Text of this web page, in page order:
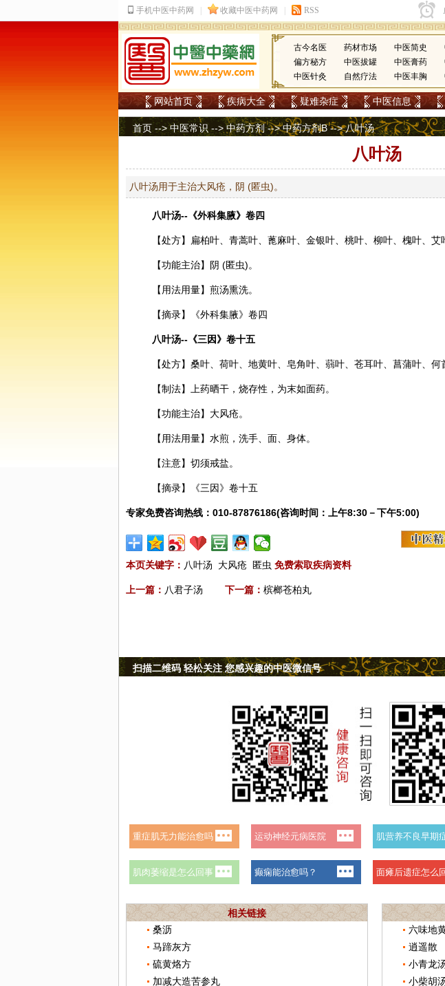
古今名医 药材市场 中医简史
偏方秘方
中医拔罐 中医膏药
中医针灸
自然疗法 中医丰胸
网站首页 疾病大全 疑难杂症 中医信息
首页 -->中医常识 -->中药方剂-->中药方剂B--> 八叶汤
八叶汤
八叶汤用于主治大风疮，阴 (匿虫)。
八叶汤--《外科集腋》卷四
【处方】扁柏叶、 青蒿叶、蓖麻叶、金银叶、桃叶、柳叶、槐叶、 艾
【功能主治】阴 (匿虫)。
【用法用量】煎汤熏洗。
【摘录】《外科集腋》卷四
八叶汤--《三因》卷十五
【处方】 桑叶 荷叶 、地黄叶、皂角叶、蒻叶、苍耳叶、菖蒲叶、 何
【制法】上药晒干，烧存性，为末如面药。
【功能主治】大风疮。
【用法用量】水煎，洗手、面、身体。
【注意】切须戒盐。
【摘录】《三因》卷十五
专家免费咨询热线：010-87876186(咨询时间：上午8:30－下午5:00)
本页关键字： 八叶汤 大风疮 匿虫 免费索取疾病资料
上一篇： 八君子汤 下一篇： 槟榔苍柏丸
扫描二维码 轻松关注 您感兴趣的中医微信号
相关链接
桑沥
马蹄灰方
硫黄烙方
加减大造苦参丸
六味地
逍遥散
小青龙
小柴胡